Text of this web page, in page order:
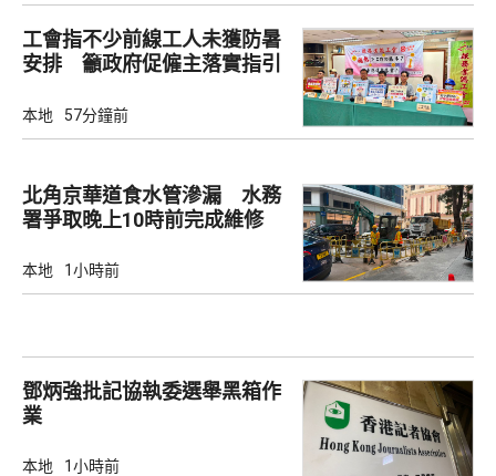
工會指不少前線工人未獲防暑
安排 籲政府促僱主落實指引
本地 57分鐘前
北角京華道食水管滲漏 水務
署爭取晚上10時前完成維修
本地 1小時前
鄧炳強批記協執委選舉黑箱作
業
本地 1小時前